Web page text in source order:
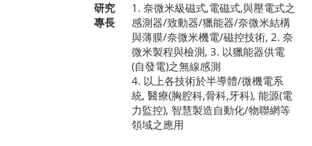
研究
專長
1. 奈微米級磁式,電磁式,與壓電式之
感測器/致動器/獵能器/奈微米結構
與薄膜/奈微米機電/磁控技術, 2. 奈
微米製程與檢測, 3. 以獵能器供電
(自發電)之無線感測
4. 以上各技術於半導體/微機電系
統, 醫療(胸腔科,骨科,牙科), 能源(電
力監控), 智慧製造自動化/物聯網等
領域之應用